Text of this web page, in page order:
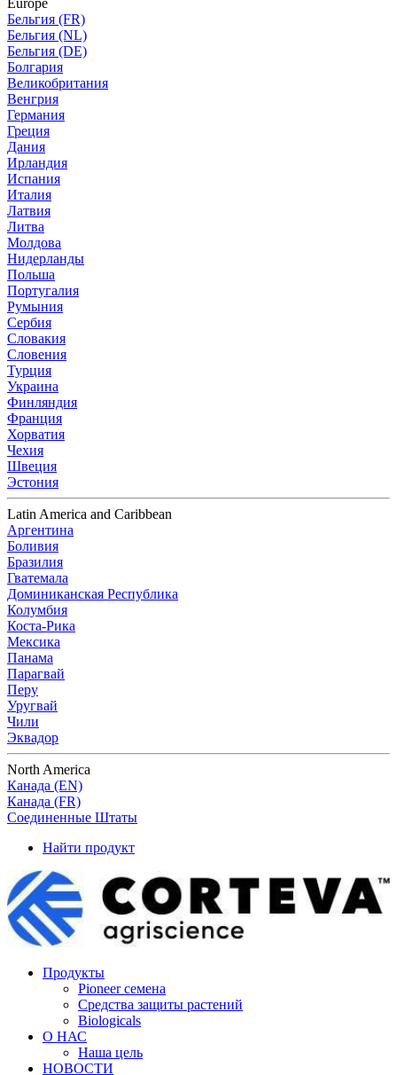
Europe
Бельгия (FR)
Бельгия (NL)
Бельгия (DE)
Болгария
Великобритания
Венгрия
Германия
Греция
Дания
Ирландия
Испания
Италия
Латвия
Литва
Молдова
Нидерланды
Польша
Португалия
Румыния
Сербия
Словакия
Словения
Турция
Украина
Финляндия
Франция
Хорватия
Чехия
Швеция
Эстония
Latin America and Caribbean
Аргентина
Боливия
Бразилия
Гватемала
Доминиканская Республика
Колумбия
Коста-Рика
Мексика
Панама
Парагвай
Перу
Уругвай
Чили
Эквадор
North America
Канада (EN)
Канада (FR)
Соединенные Штаты
Найти продукт
Продукты
Pioneer семена
Средства защиты растений
Biologicals
О НАС
Наша цель
НОВОСТИ